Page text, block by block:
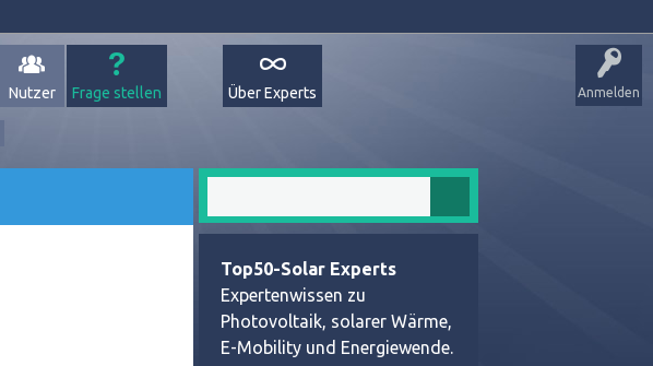
Anmelden
Nutzer Frage stellen Über Experts
Top50-Solar Experts
Expertenwissen zu
Photovoltaik, solarer Wärme,
E-Mobility und Energiewende.